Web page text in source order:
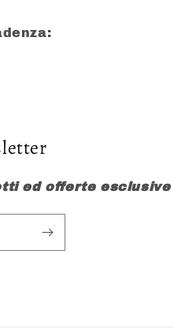
ed offerte esclusive